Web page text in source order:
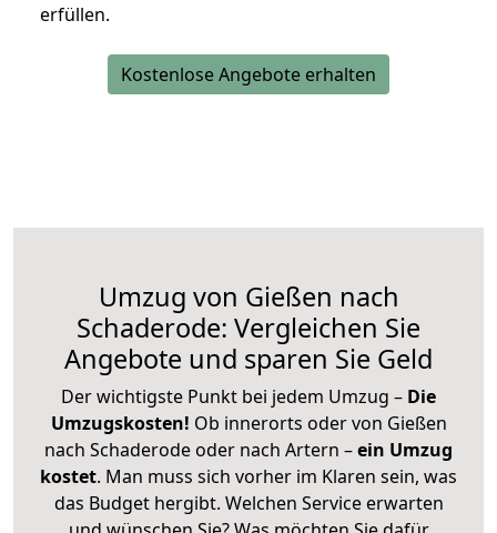
erfüllen.
Kostenlose Angebote erhalten
Umzug von Gießen nach
Schaderode: Vergleichen Sie
Angebote und sparen Sie Geld
Der wichtigste Punkt bei jedem Umzug – Die
Umzugskosten! Ob innerorts oder von Gießen
nach Schaderode oder nach Artern –ein Umzug
kostet. Man muss sich vorher im Klaren sein, was
das Budget hergibt. Welchen Service erwarten